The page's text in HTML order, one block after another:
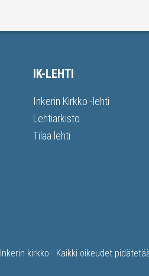
IK-LEHTI
Inkerin Kirkko -lehti
Lehtiarkisto
Tilaa lehti
Inkerin kirkko · Kaikki oikeudet